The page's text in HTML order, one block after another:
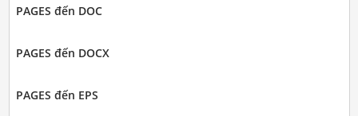
PAGES đến DOC
PAGES đến DOCX
PAGES đến EPS